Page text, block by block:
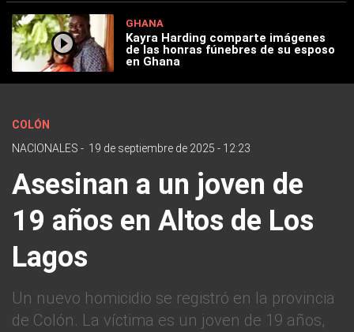
GHANA
Kayra Harding comparte imágenes
de las honras fúnebres de su esposo
en Ghana
COLÓN
NACIONALES - 19 de septiembre de 2025 - 12:23
Asesinan a un joven de
19 años en Altos de Los
Lagos
Un nuevo homicidio se registró en la provincia
de Colón. La víctima es un joven de 19 años,